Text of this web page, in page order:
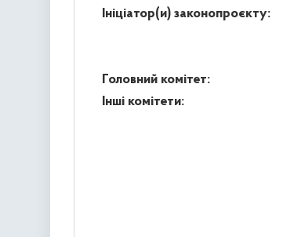
Ініціатор(и) законопроєкту:
Головний комітет:
Інші комітети: